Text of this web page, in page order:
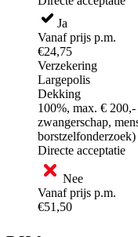
Ja
Vanaf prijs p.m.
€24,75
Verzekering
Largepolis
Dekking
100%, max. €
zwangerschap,
borstzelfonderzoek)
Directe acceptatie
Nee
Vanaf prijs p.m.
€51,50